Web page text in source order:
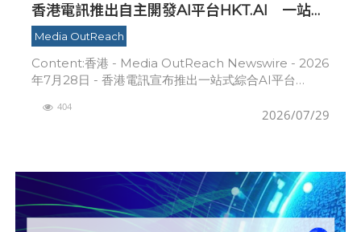
香港電訊推出自主開發AI平台HKT.AI 一站式
匯聚全球多種AI資源 助力香港實現「全民AI」
Media OutReach
Content:香港 - Media OutReach Newswire - 2026
年7月28日 - 香港電訊宣布推出一站式綜合AI平台
全球多
2026/07/29
404